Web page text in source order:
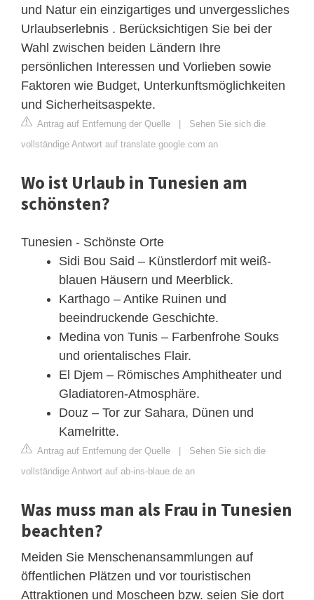
und Natur ein einzigartiges und unvergessliches
Urlaubserlebnis . Berücksichtigen Sie bei der
Wahl zwischen beiden Ländern Ihre
persönlichen Interessen und Vorlieben sowie
Faktoren wie Budget, Unterkunftsmöglichkeiten
und Sicherheitsaspekte.
Antrag auf Entfernung der Quelle | Sehen Sie sich die
vollständige Antwort auf translate.google.com an
Wo ist Urlaub in Tunesien am
schönsten?
Tunesien - Schönste Orte
Sidi Bou Said – Künstlerdorf mit weiß-
blauen Häusern und Meerblick.
Karthago – Antike Ruinen und
beeindruckende Geschichte.
Medina von Tunis – Farbenfrohe Souks
und orientalisches Flair.
El Djem – Römisches Amphitheater und
Gladiatoren-Atmosphäre.
Douz – Tor zur Sahara, Dünen und
Kamelritte.
Antrag auf Entfernung der Quelle | Sehen Sie sich die
vollständige Antwort auf ab-ins-blaue.de an
Was muss man als Frau in Tunesien
beachten?
Meiden Sie Menschenansammlungen auf
öffentlichen Plätzen und vor touristischen
Attraktionen und Moscheen bzw. seien Sie dort